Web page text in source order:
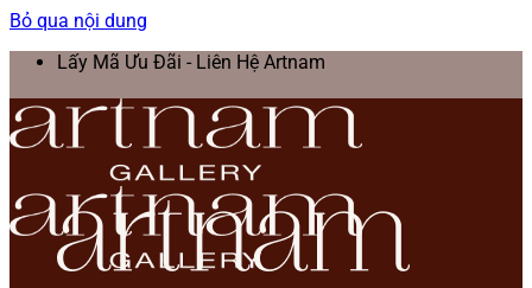
Bỏ qua nội dung
Lấy Mã Ưu Đãi - Liên Hệ Artnam